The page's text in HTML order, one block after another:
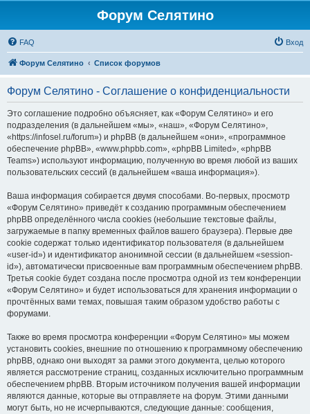
Форум Селятино
FAQ Вход
Форум Селятино Список форумов
Форум Селятино - Соглашение о конфиденциальности
Это соглашение подробно объясняет, как «Форум Селятино» и его
подразделения (в дальнейшем «мы», «наш», «Форум Селятино»,
«https://infosel.ru/forum») и phpBB (в дальнейшем «они», «программное
обеспечение phpBB», «www.phpbb.com», «phpBB Limited», «phpBB
Teams») используют информацию, полученную во время любой из ваших
пользовательских сессий (в дальнейшем «ваша информация»).
Ваша информация собирается двумя способами. Во-первых, просмотр
«Форум Селятино» приведёт к созданию программным обеспечением
phpBB определённого числа cookies (небольшие текстовые файлы,
загружаемые в папку временных файлов вашего браузера). Первые две
cookie содержат только идентификатор пользователя (в дальнейшем
«user-id») и идентификатор анонимной сессии (в дальнейшем «session-
id»), автоматически присвоенные вам программным обеспечением phpBB.
Третья cookie будет создана после просмотра одной из тем конференции
«Форум Селятино» и будет использоваться для хранения информации о
прочтённых вами темах, повышая таким образом удобство работы с
форумами.
Также во время просмотра конференции «Форум Селятино» мы можем
установить cookies, внешние по отношению к программному обеспечению
phpBB, однако они выходят за рамки этого документа, целью которого
является рассмотрение страниц, созданных исключительно программным
обеспечением phpBB. Вторым источником получения вашей информации
являются данные, которые вы отправляете на форум. Этими данными
могут быть, но не исчерпываются, следующие данные: сообщения,